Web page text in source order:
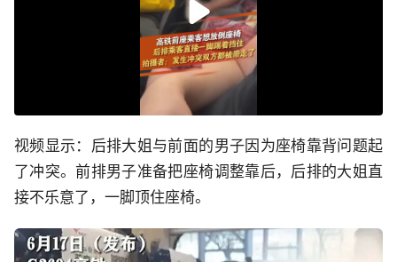
视频显示：后排大姐与前面的男子因为座椅靠背问题起
了冲突。前排男子准备把座椅调整靠后，后排的大姐直
接不乐意了，一脚顶住座椅。